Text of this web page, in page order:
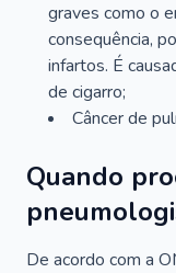
graves como o
consequência,
infartos. É
de cigarro;
Câncer de
Quando
De acordo com a